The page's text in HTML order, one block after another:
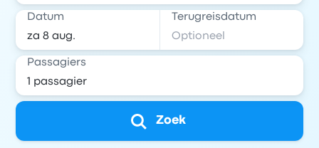
Datum Terugreisdatum
Passagiers
Zoek